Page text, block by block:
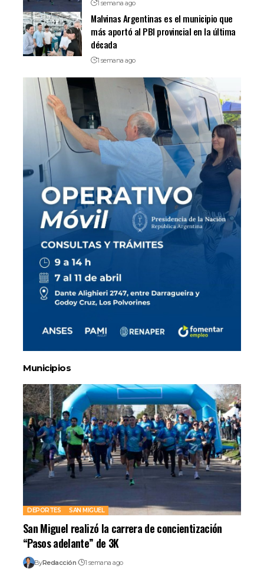
1 semana ago
Malvinas Argentinas es el municipio que
más aportó al PBI provincial en la última
década
1 semana ago
Municipios
DEPORTES SAN MIGUEL
San Miguel realizó la carrera de concientización
“Pasos adelante” de 3K
ByRedacción 1 semana ago